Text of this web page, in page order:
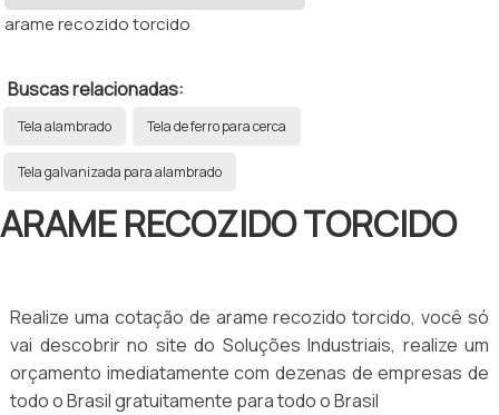
arame recozido torcido
Buscas relacionadas:
Tela alambrado Tela de ferro para cerca
Tela galvanizada para alambrado
ARAME RECOZIDO TORCIDO
Realize uma cotação de arame recozido torcido, você só
vai descobrir no site do Soluções Industriais, realize um
orçamento imediatamente com dezenas de empresas de
todo o Brasil gratuitamente para todo o Brasil